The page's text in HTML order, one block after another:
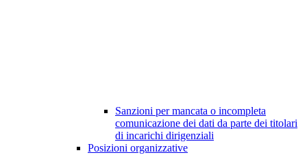
Sanzioni per mancata o incompleta
comunicazione dei dati da parte dei titolari
di incarichi dirigenziali
Posizioni organizzative